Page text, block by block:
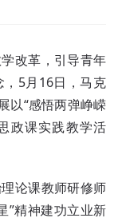
改革，引导青年
5月16日，马克
以“感悟两弹峥嵘
政课实践教学活
论课教师研修师
”精神建功立业新